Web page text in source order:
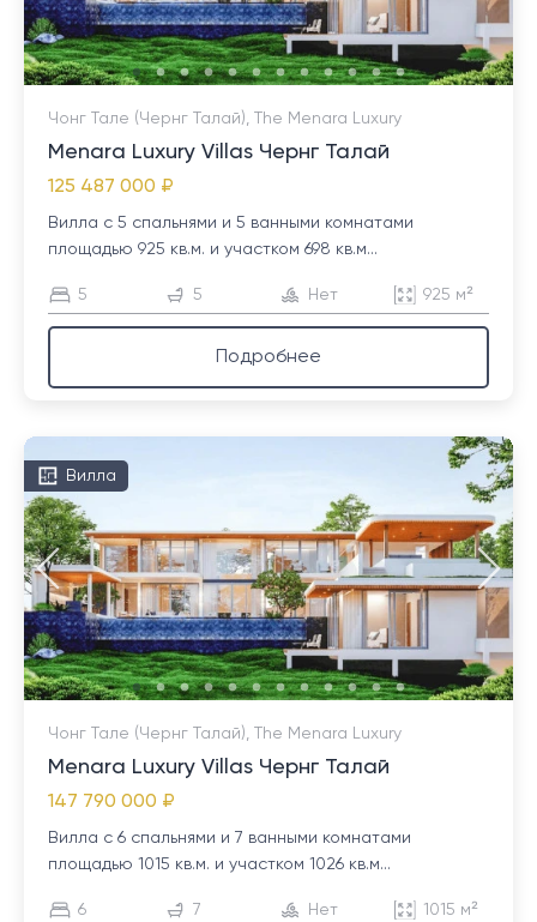
Чонг Тале (Чернг Талай), The Menara Luxury
Menara Luxury Villas Чернг Талай
125 487 000 ₽
Вилла с 5 спальнями и 5 ванными комнатами
площадью 925 кв.м. и участком 698 кв.м...
5 5 Нет 925 м²
Подробнее
Вилла
Чонг Тале (Чернг Талай), The Menara Luxury
Menara Luxury Villas Чернг Талай
147 790 000 ₽
Вилла с 6 спальнями и 7 ванными комнатами
площадью 1015 кв.м. и участком 1026 кв.м...
6 7 Нет 1015 м²